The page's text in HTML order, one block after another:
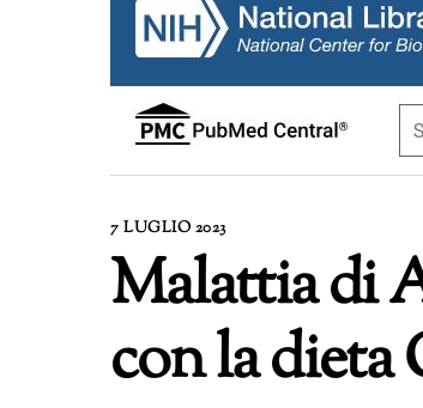
7 LUGLIO 2023
Malattia di
con la dieta